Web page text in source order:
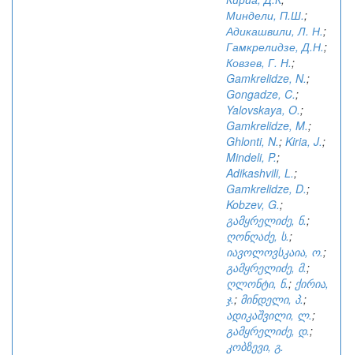
Миндели, П.Ш.;
Адикашвили, Л. Н.;
Гамкрелидзе, Д.Н.;
Ковзев, Г. Н.;
Gamkrelidze, N.;
Gongadze, C.;
Yalovskaya, O.;
Gamkrelidze, M.;
Ghlonti, N.; Kiria, J.;
Mindeli, P.;
Adikashvili, L.;
Gamkrelidze, D.;
Kobzev, G.;
გამყრელიძე, ნ.;
ღონღაძე, ს.;
იავოლოვსკაია, ო.;
გამყრელიძე, მ.;
ღლონტი, ნ.; ქირია,
ჯ.; მინდელი, პ.;
ადიკაშვილი, ლ.;
გამყრელიძე, დ.;
კობზევი, გ.